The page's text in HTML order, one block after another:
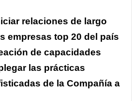
relaciones de largo
empresas top 20 del país
de capacidades
las prácticas
de la Compañía a